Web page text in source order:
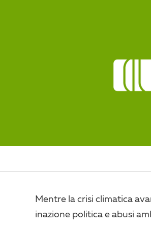
Mentre la crisi climatica
inazione politica e abusi